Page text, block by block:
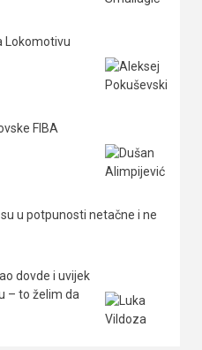
Lokomotivu
FIBA
u potpunosti netačne i ne
dovde i uvijek
– to želim da